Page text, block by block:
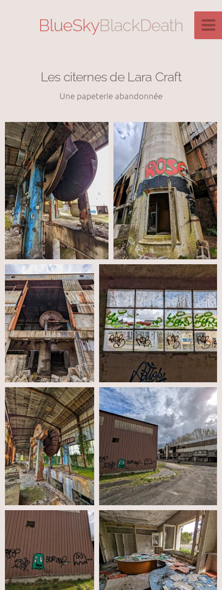
BlueSkyBlackDeath
Les citernes de Lara Craft
Une papeterie abandonnée